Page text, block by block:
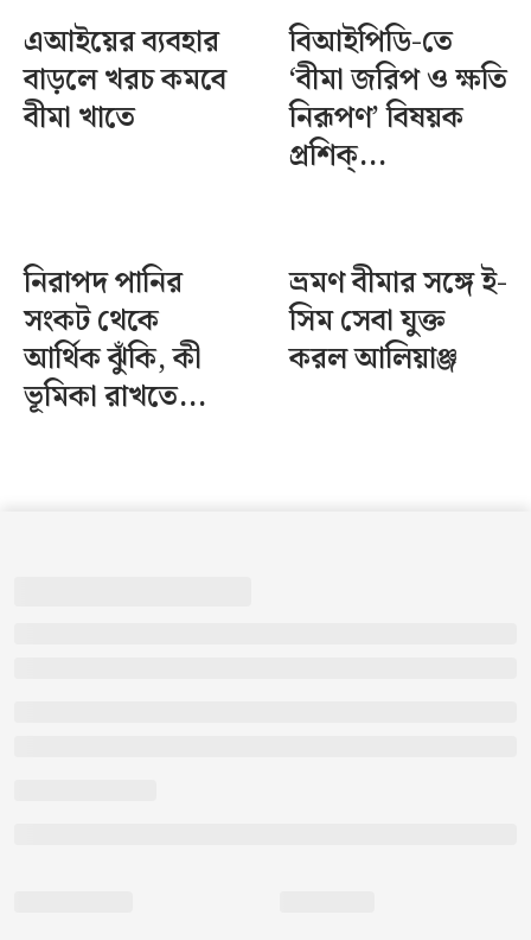
এআইয়ের ব্যবহার
বাড়লে খরচ কমবে
বীমা খাতে
বিআইপিডি-তে
‘বীমা জরিপ ও ক্ষতি
নিরূপণ’ বিষয়ক
প্রশিক্...
নিরাপদ পানির
সংকট থেকে
আর্থিক ঝুঁকি, কী
ভূমিকা রাখতে...
ভ্রমণ বীমার সঙ্গে ই-
সিম সেবা যুক্ত
করল আলিয়াঞ্জ